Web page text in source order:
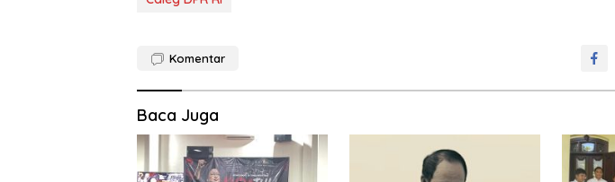
Komentar
Baca Juga